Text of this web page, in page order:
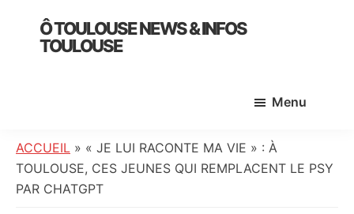
primary
Ô TOULOUSE NEWS & INFOS
TOULOUSE
:
info
locale,
Menu
ACCUEIL » « JE LUI RACONTE MA VIE » : À
TOULOUSE, CES JEUNES QUI REMPLACENT LE PSY
PAR CHATGPT